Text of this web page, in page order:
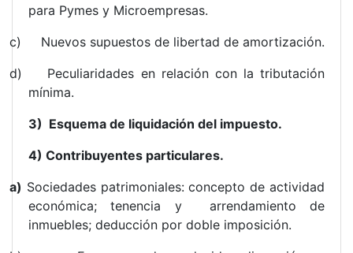
para Pymes y Microempresas.
c) Nuevos supuestos de libertad de amortización.
d) Peculiaridades en relación con la tributación
mínima.
3) Esquema de liquidación del impuesto.
4) Contribuyentes particulares.
a) Sociedades patrimoniales: concepto de actividad
económica; tenencia y arrendamiento de
inmuebles; deducción por doble imposición.